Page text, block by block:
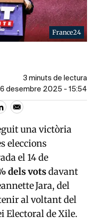
France24
3 minuts de lectura
desembre 2025 - 15:54
una victòria
eleccions
el 14 de
dels votsdavant
Jara, del
al voltant del
Electoral de Xile.